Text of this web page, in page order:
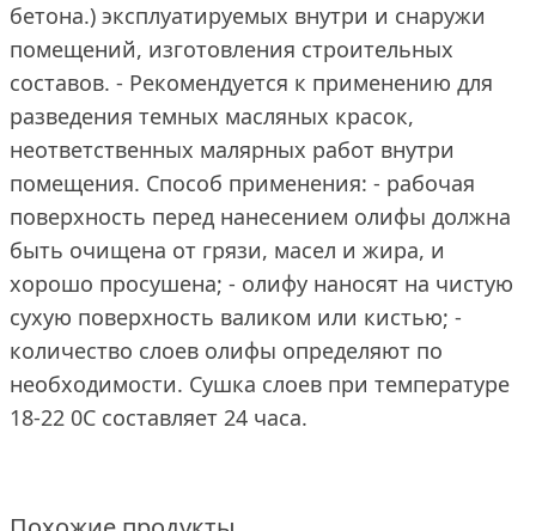
бетона.) эксплуатируемых внутри и снаружи
помещений, изготовления строительных
составов. - Рекомендуется к применению для
разведения темных масляных красок,
неответственных малярных работ внутри
помещения. Способ применения: - рабочая
поверхность перед нанесением олифы должна
быть очищена от грязи, масел и жира, и
хорошо просушена; - олифу наносят на чистую
сухую поверхность валиком или кистью; -
количество слоев олифы определяют по
необходимости. Сушка слоев при температуре
18-22 0С составляет 24 часа.